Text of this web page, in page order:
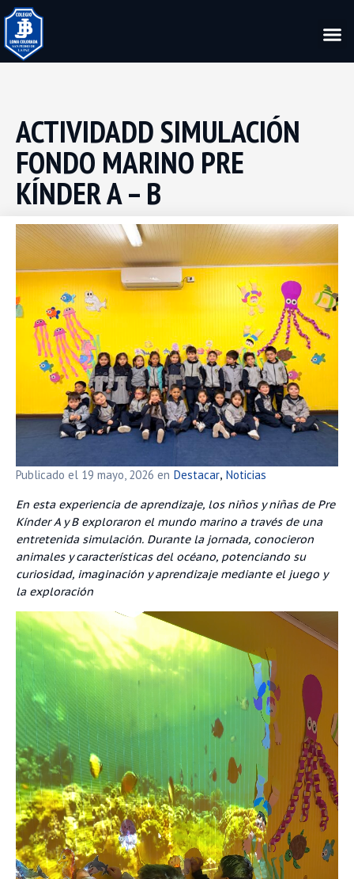
ACTIVIDADD SIMULACIÓN
FONDO MARINO PRE
KÍNDER A – B
Publicado el 19 mayo, 2026 en Destacar, Noticias
En esta experiencia de aprendizaje, los niños y niñas de Pre
Kínder A y B exploraron el mundo marino a través de una
entretenida simulación. Durante la jornada, conocieron
animales y características del océano, potenciando su
curiosidad, imaginación y aprendizaje mediante el juego y
la exploración